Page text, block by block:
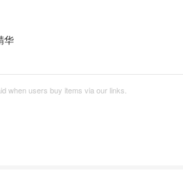
华
when users buy items via our links.